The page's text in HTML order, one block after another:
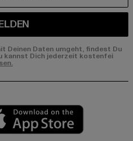
Deinen Daten umgeht, findest Du
kannst Dich jederzeit kostenfei